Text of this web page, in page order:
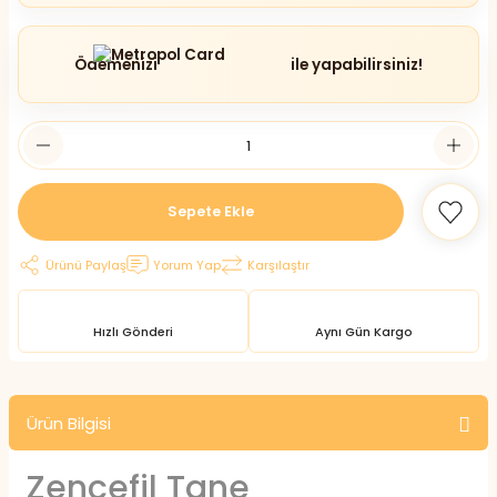
Ödemenizi ile yapabilirsiniz!
Sepete Ekle
Ürünü Paylaş Yorum Yap Karşılaştır
Hızlı Gönderi Aynı Gün Kargo
Ürün Bilgisi